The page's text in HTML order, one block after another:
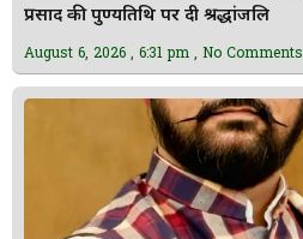
प्रसाद की पुण्यतिथि पर दी श्रद्धांजलि
August 6, 2026 6:31 pm No Comments